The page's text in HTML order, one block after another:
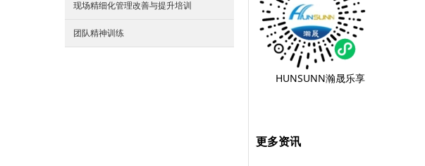
现场精细化管理改善与提升培训
团队精神训练
HUNSUNN瀚晟乐享
更多资讯